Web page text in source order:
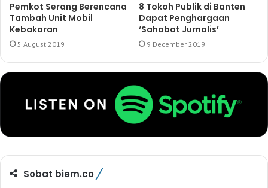
Pemkot Serang Berencana
Tambah Unit Mobil
Kebakaran
5 August 2019
8 Tokoh Publik di Banten
Dapat Penghargaan
‘Sahabat Jurnalis’
9 December 2019
Sobat biem.co